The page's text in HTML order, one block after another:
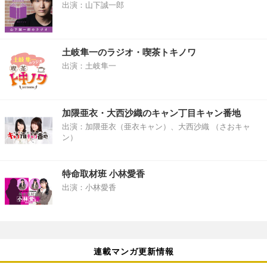
出演：山下誠一郎
土岐隼一のラジオ・喫茶トキノワ
出演：土岐隼一
加隈亜衣・大西沙織のキャン丁目キャン番地
出演：加隈亜衣（亜衣キャン）、大西沙織 （さおキャ
ン）
特命取材班 小林愛香
出演：小林愛香
連載マンガ更新情報